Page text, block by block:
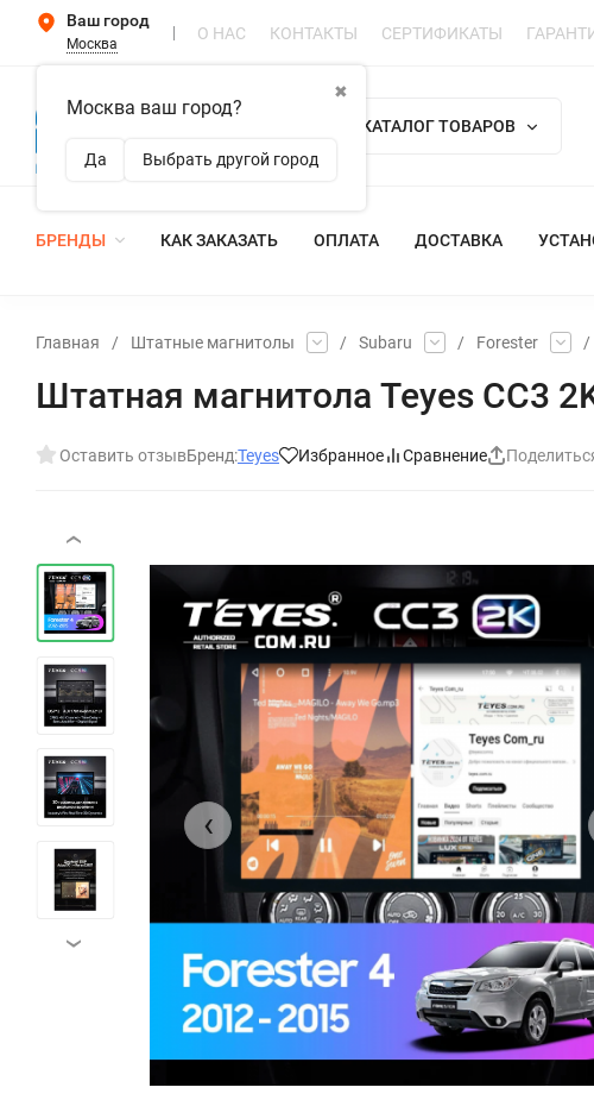
Ваш город
Москва
✖
Москва ваш город?
Да Выбрать другой город
О НАС КОНТАКТЫ СЕРТИФИКАТЫ
КАТАЛОГ ТОВАРОВ
БРЕНДЫ КАК ЗАКАЗАТЬ ОПЛАТА ДОСТАВКА
Главная / Штатные магнитолы / Subaru / Forester /
Штатная магнитола Teyes CC3
Оставить отзывБренд:Teyes Избранное Сравнение
‹
‹
›